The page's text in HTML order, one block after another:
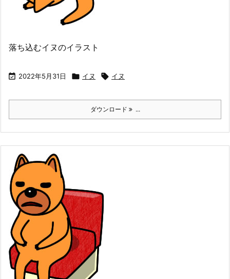
落ち込むイヌのイラスト
 2022年5月31日  イヌ  イヌ
ダウンロード ...